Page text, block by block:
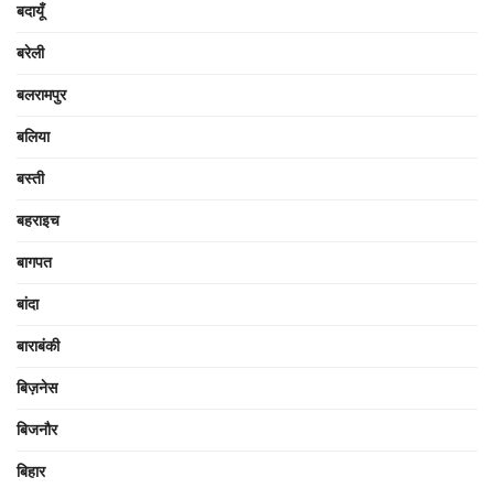
बदायूँ
बरेली
बलरामपुर
बलिया
बस्ती
बहराइच
बागपत
बांदा
बाराबंकी
बिज़नेस
बिजनौर
बिहार